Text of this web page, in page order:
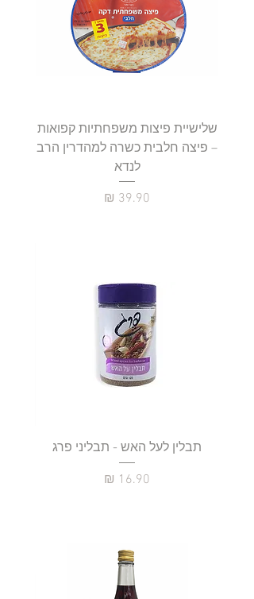
שלישיית פיצות משפחתיות קפואות
– פיצה חלבית כשרה למהדרין הרב
לנדא
מחיר
תבלין לעל האש - תבליני פרג
מחיר